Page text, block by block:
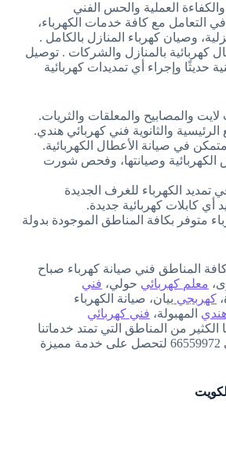
والكفاءة العملية والحس الفني
في التعامل مع كافة خدمات الكهرباء،
وصيان كهرباء المنازل بالكامل .
كهربائية بالمنازل والشركات . توصيل
حديثًا وإجراء أي تمديدات كهربائية
والمصابيح والمعلقات والثريات.
والثانوية فني كهربائي هندي.
متمكن في صيانة الأعطال الكهربائية.
الكهربائية وصيانتها، وفحص شورت
تمديد الكهرباء للغرف الجديدة
أي كابلات كهربائية جديدة.
متوفر بكافة المناطق الموجودة بدولة
المناطق فني صيانة كهرباء صباح
معلم كهربائي حولي، فني
كهربجي بيان، صيانة الكهرباء
المهبولة، فني كهربائي
الكثير من المناطق التي تمتد خدماتنا
إليها، فقط اتصل على 66559972 لتحصل على خدمة مميزة